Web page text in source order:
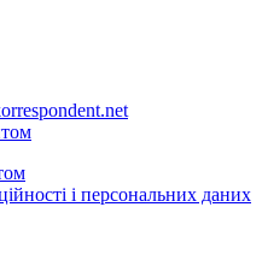
і персональних даних